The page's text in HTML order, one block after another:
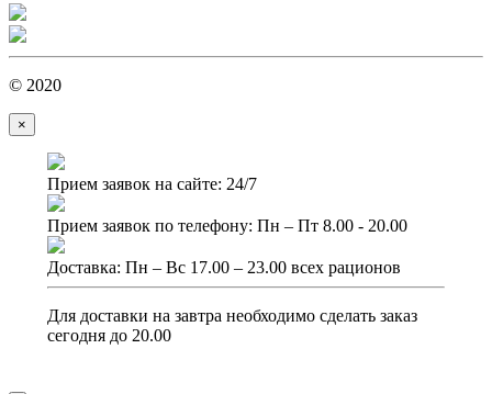
© 2020
×
Прием заявок на сайте: 24/7
Прием заявок по телефону: Пн – Пт 8.00 - 20.00
Доставка: Пн – Вс 17.00 – 23.00 всех рационов
Для доставки на завтра необходимо сделать заказ
сегодня до 20.00